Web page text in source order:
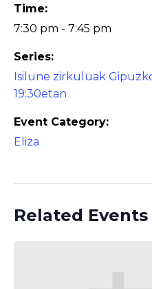
Time:
7:30 pm - 7:45 pm
Series:
Isilune zirkuluak
19:30etan
Event Category:
Eliza
Related Events